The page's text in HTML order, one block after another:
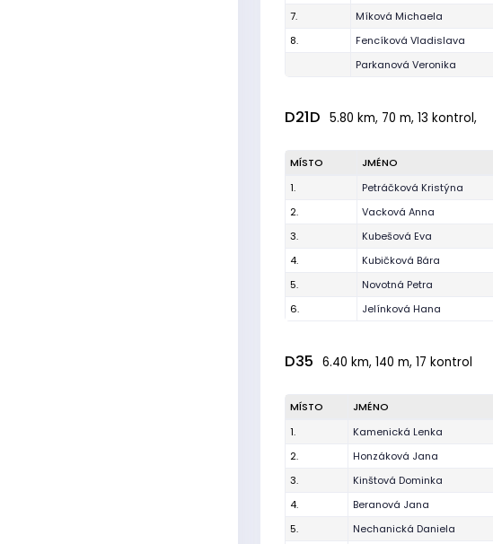
7.
Míková Michaela
8.
Fencíková Vladislava
Parkanová Veronika
D21D 5.80 km, 70 m, 13 kontrol,
MÍSTO JMÉNO
1.
Petráčková Kristýna
2.
Vacková Anna
3.
Kubešová Eva
4.
Kubičková Bára
5.
Novotná Petra
6.
Jelínková Hana
D35 6.40 km, 140 m, 17 kontrol
MÍSTO JMÉNO
1.
Kamenická Lenka
2.
Honzáková Jana
3.
Kinštová Dominka
4.
Beranová Jana
5.
Nechanická Daniela